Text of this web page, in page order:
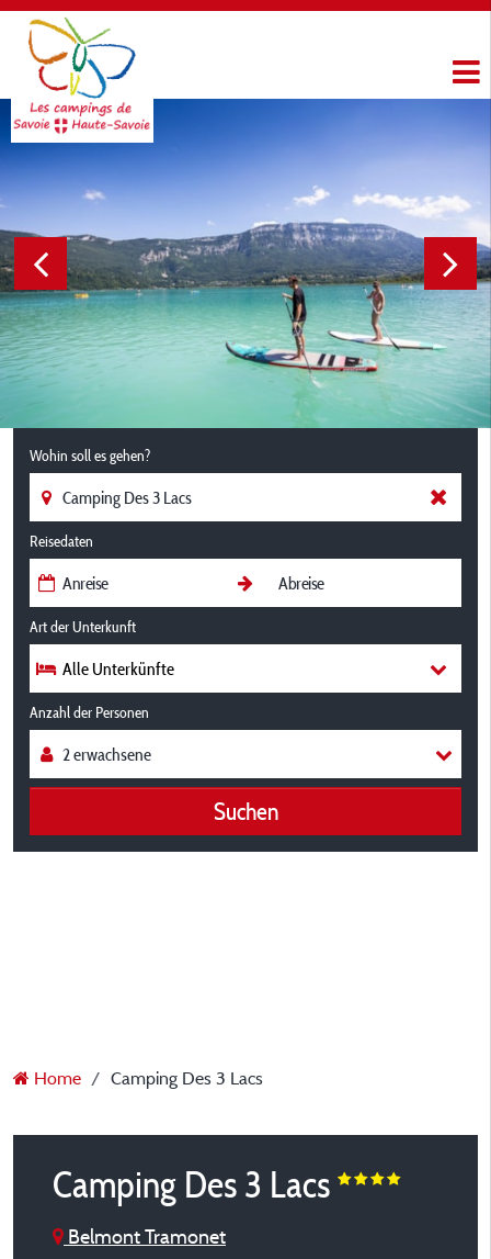
Wohin soll es gehen?
Reisedaten
Art der Unterkunft
Alle Unterkünfte
Anzahl der Personen
Suchen
Home Camping Des 3 Lacs
Camping Des 3 Lacs
Belmont Tramonet